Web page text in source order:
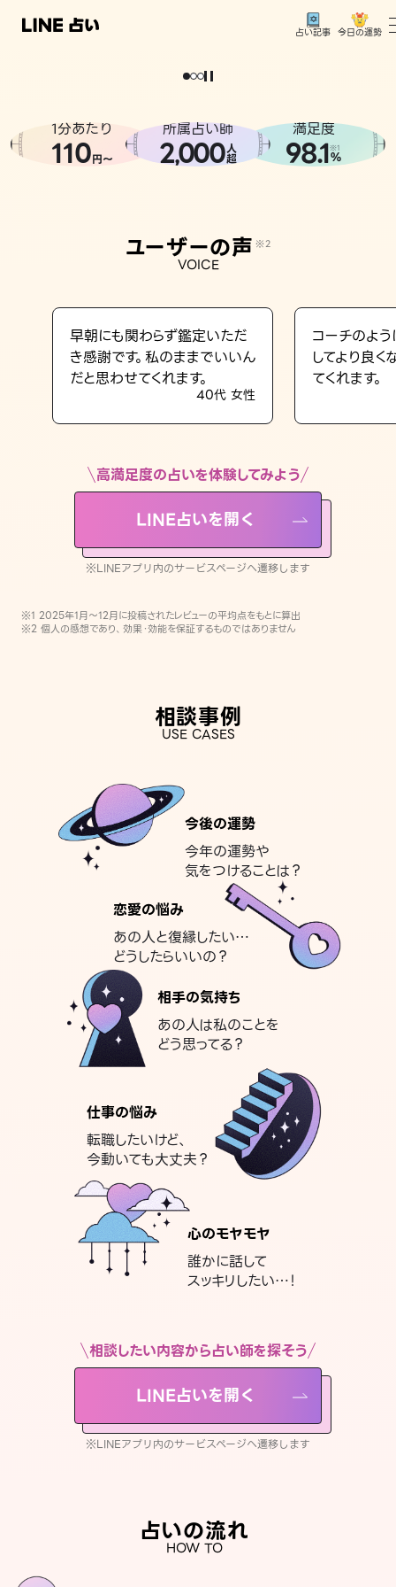
占い記事 今日の運勢
相談事例
LINE占いを開く
※LINEアプリ内のサービスページへ遷移します
どうせなら
。
1分あたり
110円〜
所属占い師
2,000人
超
満足度
98.1※1
%
ユーザーの声 ※2
VOICE
早朝にも関わらず鑑定いただ
き感謝です。私のままでいいん
だと思わせてくれます。
40代 女性
コーチのよ
してより良
てくれます。
高満足度の占いを体験してみよう
LINE占いを開く
※LINEアプリ内のサービスページへ遷移します
※1 2025年1月〜12月に投稿されたレビューの平均点をもとに算出
※2 個人の感想であり、効果・効能を保証するものではありません
相談事例
USE CASES
今後の運勢
今年の運勢や
気をつけることは？
恋愛の悩み
あの人と復縁したい…
どうしたらいいの？
相手の気持ち
あの人は私のことを
どう思ってる？
仕事の悩み
転職したいけど、
今動いても大丈夫？
心のモヤモヤ
誰かに話して
スッキリしたい…！
相談したい内容から占い師を探そう
LINE占いを開く
※LINEアプリ内のサービスページへ遷移します
占いの流れ
HOW TO